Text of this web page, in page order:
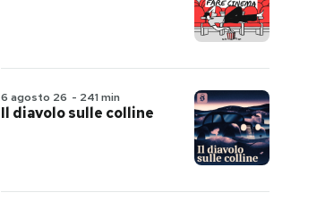
6 agosto 26 - 241 min
Il diavolo sulle colline